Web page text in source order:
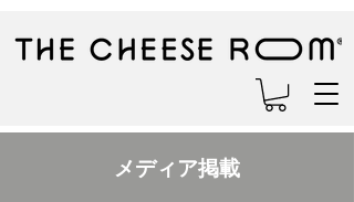
メディア掲載